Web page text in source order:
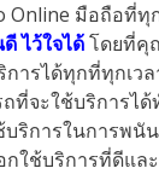
Online มือถือที่
ไว้ใจได้โดยที่คุ
การได้ทุกที่ทุกเว
ที่จะใช้บริการไ
ริการในการพนั
กใช้บริการที่ดีแล